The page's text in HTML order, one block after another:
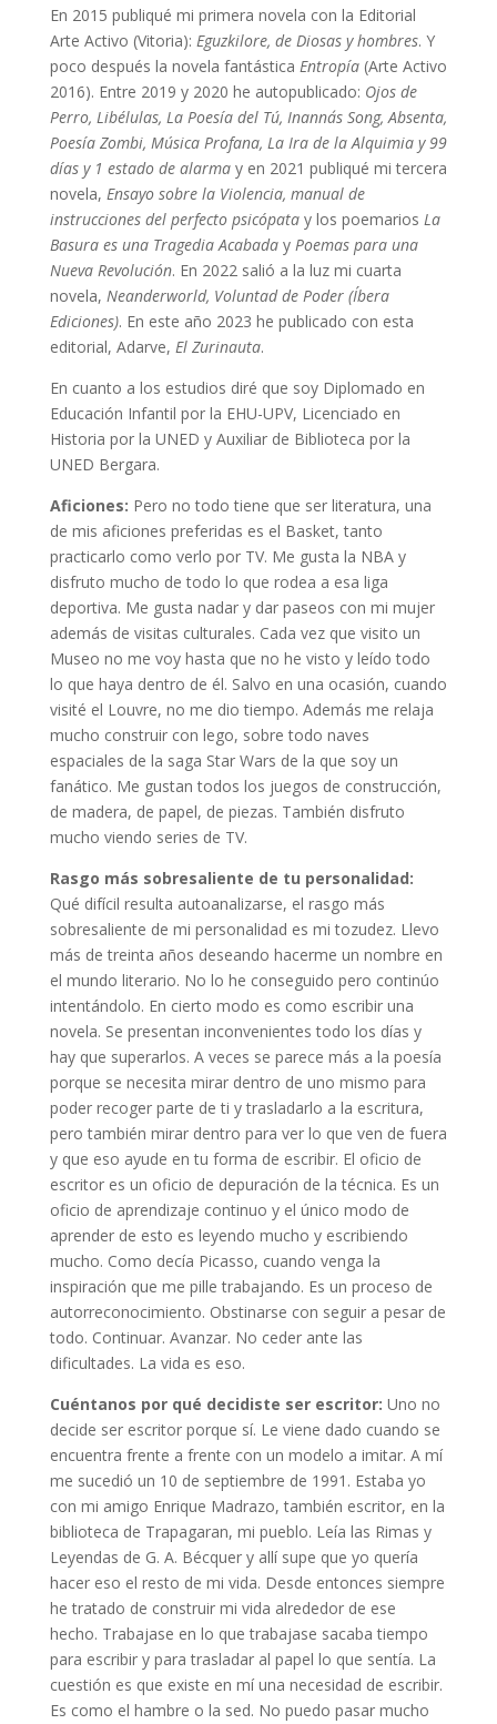
En 2015 publiqué mi primera novela con la Editorial
Arte Activo (Vitoria): Eguzkilore, de Diosas y hombres. Y
poco después la novela fantástica Entropía (Arte Activo
2016). Entre 2019 y 2020 he autopublicado: Ojos de
Perro, Libélulas, La Poesía del Tú, Inanna´s Song, Absenta,
Poesía Zombi, Música Profana, La Ira de la Alquimia y 99
días y 1 estado de alarmay en 2021 publiqué mi tercera
novela, Ensayo sobre la Violencia, manual de
instrucciones del perfecto psicópata y los poemarios La
Basura es una Tragedia Acabaday Poemas para una
Nueva Revolución. En 2022 salió a la luz mi cuarta
novela, Neanderworld, Voluntad de Poder (Íbera
Ediciones). En este año 2023 he publicado con esta
editorial, Adarve, El Zurinauta.
En cuanto a los estudios diré que soy Diplomado en
Educación Infantil por la EHU-UPV, Licenciado en
Historia por la UNED y Auxiliar de Biblioteca por la
UNED Bergara.
Aficiones: Pero no todo tiene que ser literatura, una
de mis aficiones preferidas es el Basket, tanto
practicarlo como verlo por TV. Me gusta la NBA y
disfruto mucho de todo lo que rodea a esa liga
deportiva. Me gusta nadar y dar paseos con mi mujer
además de visitas culturales. Cada vez que visito un
Museo no me voy hasta que no he visto y leído todo
lo que haya dentro de él. Salvo en una ocasión, cuando
visité el Louvre, no me dio tiempo. Además me relaja
mucho construir con lego, sobre todo naves
espaciales de la saga Star Wars de la que soy un
fanático. Me gustan todos los juegos de construcción,
de madera, de papel, de piezas. También disfruto
mucho viendo series de TV.
Rasgo más sobresaliente de tu personalidad:
Qué difícil resulta autoanalizarse, el rasgo más
sobresaliente de mi personalidad es mi tozudez. Llevo
más de treinta años deseando hacerme un nombre en
el mundo literario. No lo he conseguido pero continúo
intentándolo. En cierto modo es como escribir una
novela. Se presentan inconvenientes todo los días y
hay que superarlos. A veces se parece más a la poesía
porque se necesita mirar dentro de uno mismo para
poder recoger parte de ti y trasladarlo a la escritura,
pero también mirar dentro para ver lo que ven de fuera
y que eso ayude en tu forma de escribir. El oficio de
escritor es un oficio de depuración de la técnica. Es un
oficio de aprendizaje continuo y el único modo de
aprender de esto es leyendo mucho y escribiendo
mucho. Como decía Picasso, cuando venga la
inspiración que me pille trabajando. Es un proceso de
autorreconocimiento. Obstinarse con seguir a pesar de
todo. Continuar. Avanzar. No ceder ante las
dificultades. La vida es eso.
Cuéntanos por qué decidiste ser escritor: Uno no
decide ser escritor porque sí. Le viene dado cuando se
encuentra frente a frente con un modelo a imitar. A mí
me sucedió un 10 de septiembre de 1991. Estaba yo
con mi amigo Enrique Madrazo, también escritor, en la
biblioteca de Trapagaran, mi pueblo. Leía las Rimas y
Leyendas de G. A. Bécquer y allí supe que yo quería
hacer eso el resto de mi vida. Desde entonces siempre
he tratado de construir mi vida alrededor de ese
hecho. Trabajase en lo que trabajase sacaba tiempo
para escribir y para trasladar al papel lo que sentía. La
cuestión es que existe en mí una necesidad de escribir.
Es como el hambre o la sed. No puedo pasar mucho